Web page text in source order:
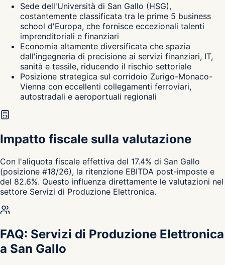
Sede dell'Università di San Gallo (HSG),
costantemente classificata tra le prime 5 business
school d'Europa, che fornisce eccezionali talenti
imprenditoriali e finanziari
Economia altamente diversificata che spazia
dall'ingegneria di precisione ai servizi finanziari, IT,
sanità e tessile, riducendo il rischio settoriale
Posizione strategica sul corridoio Zurigo-Monaco-
Vienna con eccellenti collegamenti ferroviari,
autostradali e aeroportuali regionali
Impatto fiscale sulla valutazione
Con l'aliquota fiscale effettiva del 17.4% di San Gallo
(posizione #18/26), la ritenzione EBITDA post-imposte e
del 82.6%. Questo influenza direttamente le valutazioni nel
settore Servizi di Produzione Elettronica.
FAQ: Servizi di Produzione Elettronica
a San Gallo